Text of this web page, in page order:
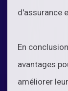
d'assurance
En
avantages
améliorer